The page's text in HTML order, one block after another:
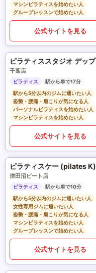
マシンピラティスを始めたい人
グループレッスンで始めたい人
公式サイトを見る
千葉店
ピラティス
駅から車で17分
駅から5分以内のジムに通いたい人
姿勢・腰痛・肩こりが気になる人
パーソナルピラティスを始めたい人
マシンピラティスを始めたい人
公式サイトを見る
ピラティスケー (pilates K)
津田沼ビート店
ピラティス
駅から車で10分
駅から5分以内のジムに通いたい人
女性専用ジムに通いたい人
姿勢・腰痛・肩こりが気になる人
マシンピラティスを始めたい人
グループレッスンで始めたい人
公式サイトを見る